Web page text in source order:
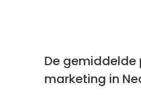
De gemiddelde
marketing in